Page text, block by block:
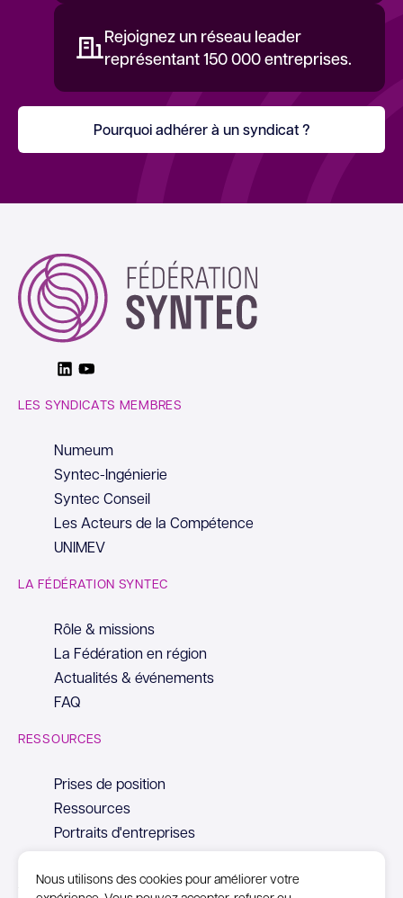
Nous utilisons des cookies pour améliorer votre
Rejoignez un réseau leader
représentant 150 000 entreprises.
Pourquoi adhérer à un syndicat ?
LinkedinYoutube
LES SYNDICATS MEMBRES
Numeum
Syntec-Ingénierie
Syntec Conseil
Les Acteurs de la Compétence
UNIMEV
LA FÉDÉRATION SYNTEC
Rôle & missions
La Fédération en région
Actualités & événements
FAQ
RESSOURCES
Prises de position
Ressources
Portraits d'entreprises